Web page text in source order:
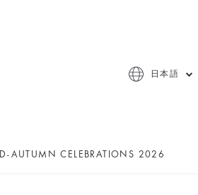
日本語
AUTUMN CELEBRATIONS 2026